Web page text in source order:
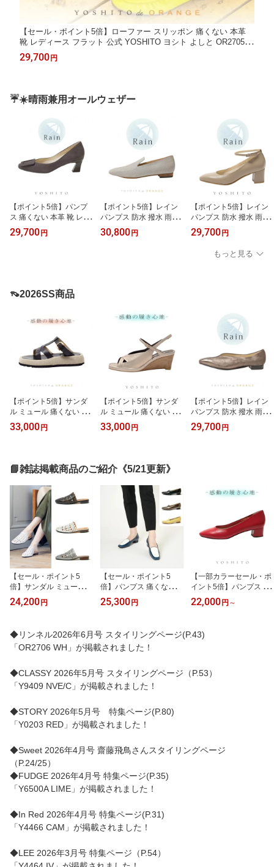
【セール・ポイント5倍】ローファー スリッポン 痛くない 本革
靴 レディース フラット 公式 YOSHITO ヨシト よしと OR2705
ローヒール 歩きやすい 走れる 通勤 人気 オフィス ブラック ホワ
イト キウイ ベージュコンビ 外反母趾 幅広 仕事用 ぺたんこ
29,700円
☔☀️晴雨兼用オールウェザー
【ポイント5倍】パンプ
ス 痛くない 本革 靴 レデ
ィース フラット 公式 YO
SHITO ヨシト よしと Y0
ボルドー 4.5cm ヒール
外反母趾 幅広 仕事用 ぺ
29,700円
【ポイント5倍】レイン
パンプス 防水 撥水 雨靴
公式 YOSHITO ヨシト よ
しと OR3000R 感動 走れ
30,800円
【ポイント5倍】レイン
パンプス 防水 撥水 雨靴
公式 YOSHITO ヨシト よ
しと Y5718R 感動 走れ
る 本革 革 インポート レ
ザー 晴雨兼用 梅雨 秋雨
29,700円
もっと見る
👡2026SS商品
【ポイント5倍】サンダ
ル ミュール 痛くない イ
タリア レザー 公式 YOS
HITO ヨシト よしと OR1
通勤 人気 OL ブラックコ
ンビ ベージュコンビ プ
ラチナコンビ 4cm ヒー
ル 外反母趾 幅広 柔らか
い ぺったんこ
33,000円
【ポイント5倍】サンダ
ル ミュール 痛くない イ
タリア レザー 公式 YOS
HITO ヨシト よしと Y08
勤 人気 OL ブラック ネイ
ビー ダークシルバー プ
ラチナ 6.5cm ヒール 外
反母趾 幅広 柔らかい ぺ
ったんこ
33,000円
【ポイント5倍】レイン
パンプス 防水 撥水 雨靴
公式 YOSHITO ヨシト よ
しと ORM1803R 感動 走
ンズ 1.5cm 外反母趾 幅
29,700円
📘雑誌掲載商品のご紹介《5/21更新》
【セール・ポイント5
倍】サンダル ミュール
痛くない イタリア レザ
ー 公式 YOSHITO ヨシト
ンポート 革 本革 ローヒ
ール 走れる 通勤 人気 OL
ブラック ホワイト シル
母趾 幅広 柔らかい ぺっ
たんこ
24,200円
【セール・ポイント5
倍】パンプス 痛くない
本革 靴 レディース フラ
ット 公式 YOSHITO ヨシ
通勤 人気 オフィス ブラ
ック ガン メタ レモンイ
ル コンビ 2.5cm 外反母
趾 幅広 仕事用 ぺたんこ
25,300円
【一部カラーセール・ポ
イント5倍】パンプス 痛
くない 本革 靴 レディー
ス フラット 公式 YOSHI
走れる 通勤 人気 オフィ
広 仕事用 ぺたんこ
22,000円 ～
◆リンネル2026年6月号 スタイリングページ(P.43)
「OR2706 WH」が掲載されました！
◆CLASSY 2026年5月号 スタイリングページ（P.53）
「Y9409 NVE/C」が掲載されました！
◆STORY 2026年5月号 特集ページ(P.80)
「Y0203 RED」が掲載されました！
◆Sweet 2026年4月号 齋藤飛鳥さんスタイリングページ
（P.24/25）
◆FUDGE 2026年4月号 特集ページ(P.35)
「Y6500A LIME」が掲載されました！
◆In Red 2026年4月号 特集ページ(P.31)
「Y4466 CAM」が掲載されました！
◆LEE 2026年3月号 特集ページ（P.54）